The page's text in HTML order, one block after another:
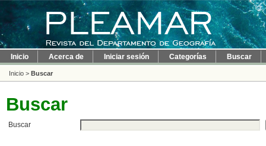
Inicio Acerca de Iniciar sesión Categorías Buscar
Inicio > Buscar
Buscar
Buscar